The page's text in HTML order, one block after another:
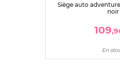
Siège auto
noir
109
En